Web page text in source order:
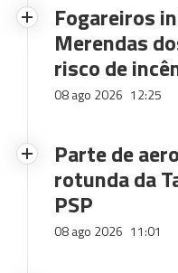
Fogareiros
Merendas
risco de
08 ago 2026 12:25
Parte de
rotunda da
PSP
08 ago 2026 11:01